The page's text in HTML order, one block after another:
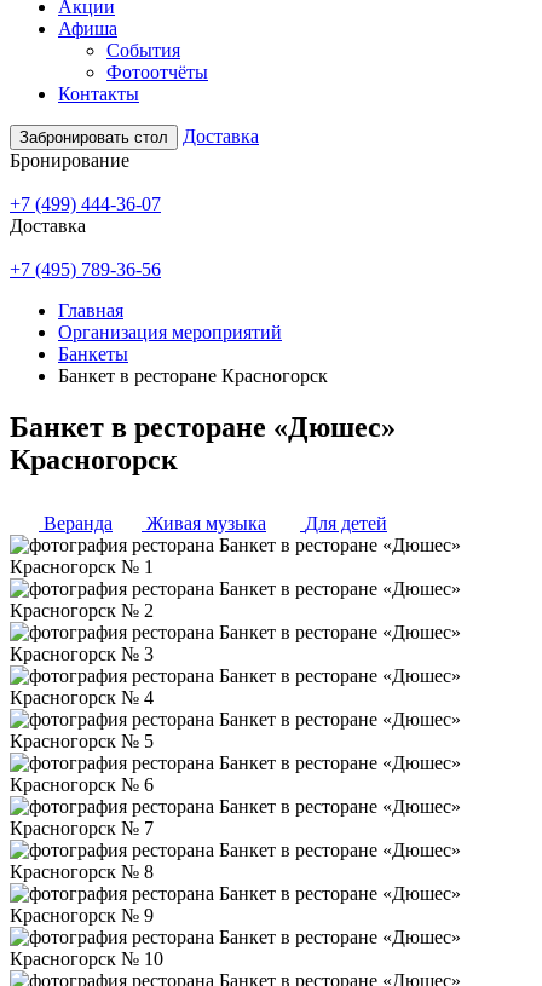
Акции
Афиша
События
Фотоотчёты
Контакты
Забронировать стол
Доставка
Бронирование
+7 (499) 444-36-07
Доставка
+7 (495) 789-36-56
Главная
Организация мероприятий
Банкеты
Банкет в ресторане Красногорск
Банкет в ресторане «Дюшес»
Красногорск
Веранда Живая музыка Для детей